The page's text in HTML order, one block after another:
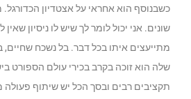
כשבנוסף הוא אחראי על אצטדיון
שונים. אני יכול לומר לך שיש לו ניסיון
מתייעצים איתו בכל דבר. בל נשכח שחיים,
שלה הוא זוכה בקרב בכירי עולם הספורט
תקציבים רבים ובסך הכל יש שיתוף פעולה